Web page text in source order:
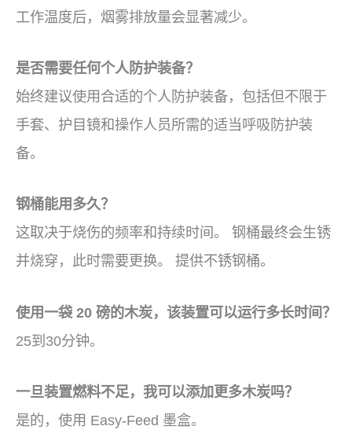
工作温度后，烟雾排放量会显著减少。
是否需要任何个人防护装备？
始终建议使用合适的个人防护装备，包括但不限于
手套、护目镜和操作人员所需的适当呼吸防护装
备。
钢桶能用多久？
这取决于烧伤的频率和持续时间。 钢桶最终会生锈
并烧穿，此时需要更换。 提供不锈钢桶。
使用一袋 20 磅的木炭，该装置可以运行多长时间？
25到30分钟。
一旦装置燃料不足，我可以添加更多木炭吗？
是的，使用 Easy-Feed 墨盒。